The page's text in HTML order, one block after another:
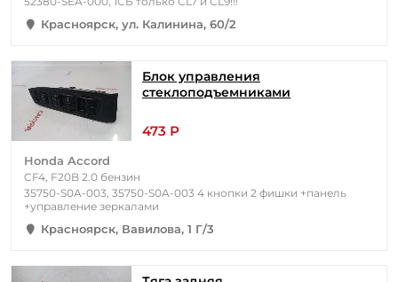
Красноярск, ул. Калинина, 60/2
Блок управления
стеклоподъемниками
473 Р
Honda Accord
CF4, F20B 2.0 бензин
35750-S0A-003, 35750-S0A-003 4 кнопки 2 фишки +панель
+управление зеркалами
Красноярск, Вавилова, 1 Г/3